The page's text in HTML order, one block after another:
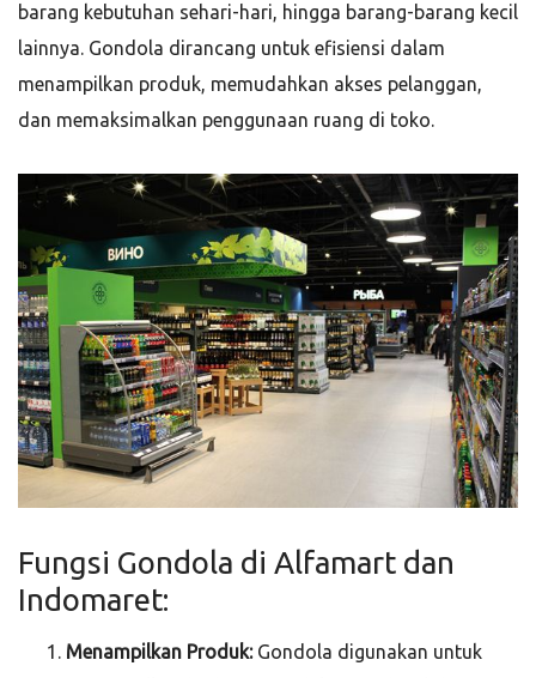
barang kebutuhan sehari-hari, hingga barang-barang kecil
lainnya. Gondola dirancang untuk efisiensi dalam
menampilkan produk, memudahkan akses pelanggan,
dan memaksimalkan penggunaan ruang di toko.
Fungsi Gondola di Alfamart dan
Indomaret:
Menampilkan Produk:Gondola digunakan untuk